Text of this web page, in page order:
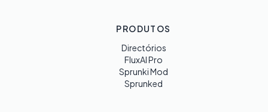
PRODUTOS
Directórios
FluxAI Pro
Sprunki Mod
Sprunked